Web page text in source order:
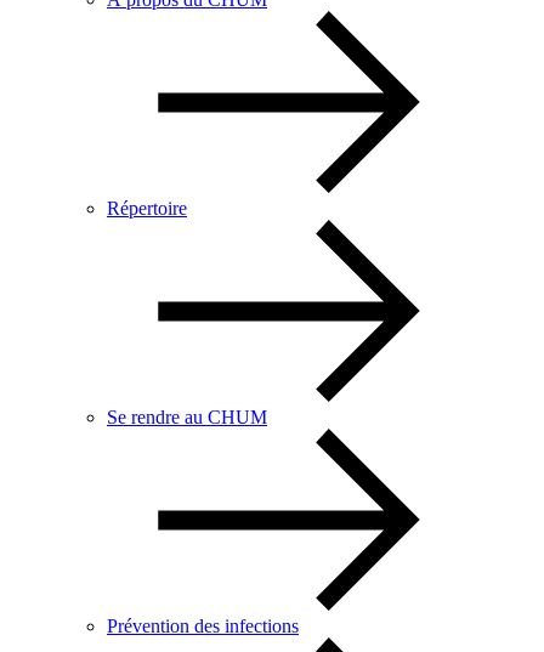
Répertoire
Se rendre au CHUM
Prévention des infections